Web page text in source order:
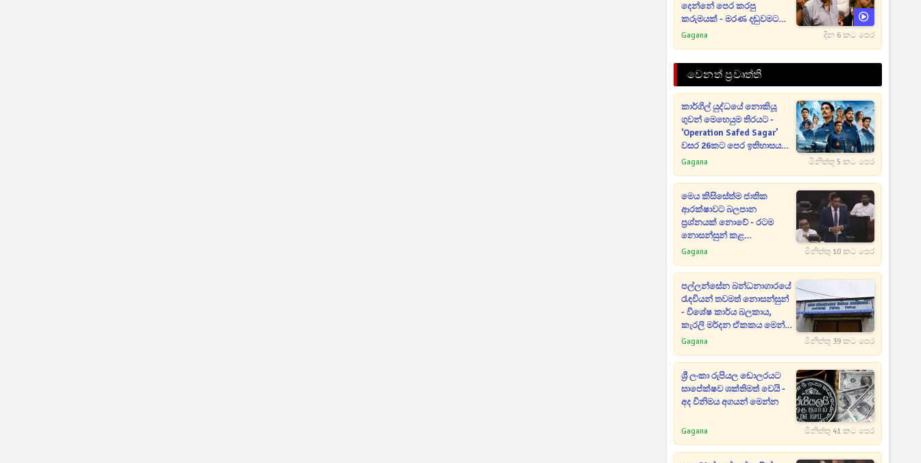
දෙන්නේ පෙර කරපු
කරුමයක් - මරණ දඬුවමට
කළින් කට ඇරපු පූජිත් හඬා
Gagana දින 6 කට පෙර
වෙනත් ප්‍රවෘත්ති
කාර්ගිල් යුද්ධයේ නොකියූ
ගුවන් මෙහෙයුම තිරයට -
‘Operation Safed Sagar’
වසර 26කට පෙර ඉතිහාසය
යළි ජීවමාන කරයි
Gagana මිනිත්තු 5 කට පෙර
මෙය කිසිසේත්ම ජාතික
ආරක්ෂාවට බලපාන
ප්‍රශ්නයක් නොවේ - රටම
නොසන්සුන් කළ
බන්ධනාගාර සිද්ධි
ආරක්ෂක ඇමතිගෙන් විශේෂ
ප්‍රකාශයක්
Gagana මිනිත්තු 10 කට පෙර
පල්ලන්සේන බන්ධනාගාරයේ
රැඳවියන් තවමත් නොසන්සුන්
- විශේෂ කාර්ය බලකාය,
කැරලි මර්දන ඒකකය මෙන්ම
ශ්‍රී ලංකා ගුවන් හමුදාව වහාම
Gagana මිනිත්තු 39 කට පෙර
ශ්‍රී ලංකා රුපියල ඩොලරයට
සාපේක්ෂව ශක්තිමත් වෙයි -
අද විනිමය අගයන් මෙන්න
Gagana මිනිත්තු 41 කට පෙර